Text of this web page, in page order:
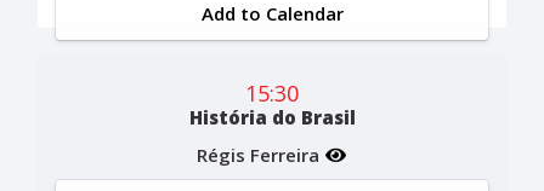
Add to Calendar
15:30
História do Brasil
Régis Ferreira